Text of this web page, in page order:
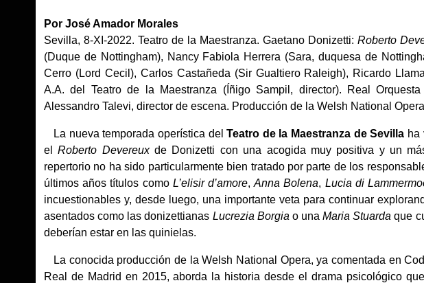
Por José Amador Morales
Sevilla, 8-XI-2022. Teatro de la Maestranza. Gaetano Donizetti: Roberto
(Duque de Nottingham), Nancy Fabiola Herrera (Sara, duquesa de
Cerro (Lord Cecil), Carlos Castañeda (Sir Gualtiero Raleigh), Ricardo
A.A. del Teatro de la Maestranza (Íñigo Sampil, director). Real
Alessandro Talevi, director de escena. Producción de la Welsh National
La nueva temporada operística delTeatro de la Maestranza de Sevilla ha
elRoberto Devereuxde Donizetti con una acogida muy positiva y un
repertorio no ha sido particularmente bien tratado por parte de los
últimos años títulos como L’elisir d’amore,Anna Bolena, Lucia di
incuestionables y, desde luego, una importante veta para continuar
asentados como las donizettianas Lucrezia Borgia o unaMaria Stuarda que
deberían estar en las quinielas.
La conocida producción de la Welsh National Opera, ya comentada en
Real de Madrid en 2015, aborda la historia desde el drama psicológico